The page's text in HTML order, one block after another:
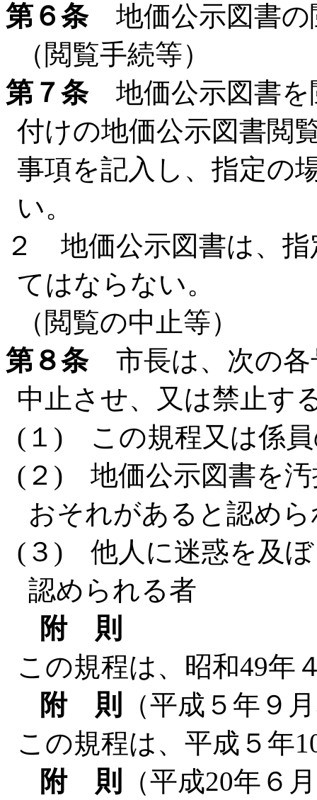
第６条地価公示図書の
（閲覧手続等）
第７条地価公示図書を
付けの地価公示図書閲
事項を記入し、指定の
い。
２ 地価公示図書は、指
てはならない。
（閲覧の中止等）
第８条市長は、次の各
中止させ、又は禁止す
(１) この規程又は係
(２) 地価公示図書を汚
おそれがあると認め
(３) 他人に迷惑を及
認められる者
附 則
この規程は、昭和49年
附 則
（平成５年９
この規程は、平成５年
附 則
（平成20年６